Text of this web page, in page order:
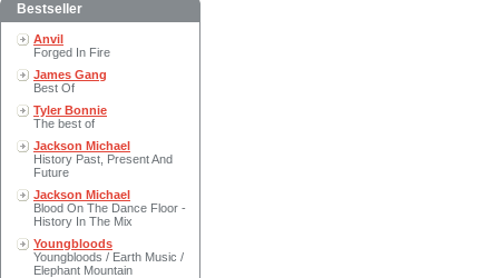
Bestseller
Anvil
Forged In Fire
James Gang
Best Of
Tyler Bonnie
The best of
Jackson Michael
History Past, Present And
Future
Jackson Michael
Blood On The Dance Floor -
History In The Mix
Youngbloods
Youngbloods / Earth Music /
Elephant Mountain